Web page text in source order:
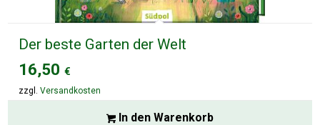
Der beste Garten der Welt
16,50€
zzgl.Versandkosten
In den Warenkorb